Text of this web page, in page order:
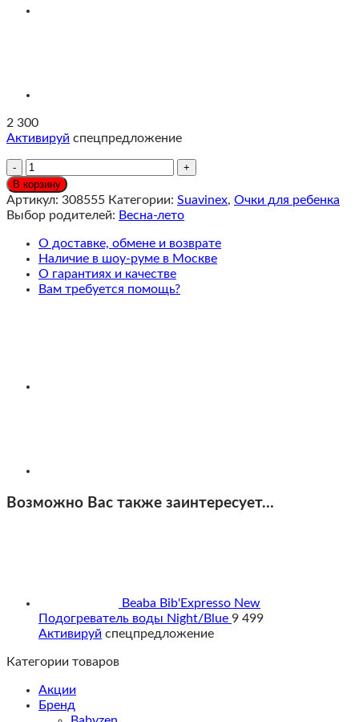
2 300
Активируй спецпредложение
Количество
Солнцезащитные
очки
Suavinex
подростков
и
взрослых
Ярко-
В корзину
Артикул: 308555 Категории: Suavinex, Очки для ребенка
Выбор родителей: Весна-лето
О доставке, обмене и возврате
Наличие в шоу-руме в Москве
О гарантиях и качестве
Вам требуется помощь?
Возможно Вас также заинтересует…
Beaba Bib'Expresso New
Подогреватель воды Night/Blue 9 499
Активируй спецпредложение
Категории товаров
Акции
Бренд